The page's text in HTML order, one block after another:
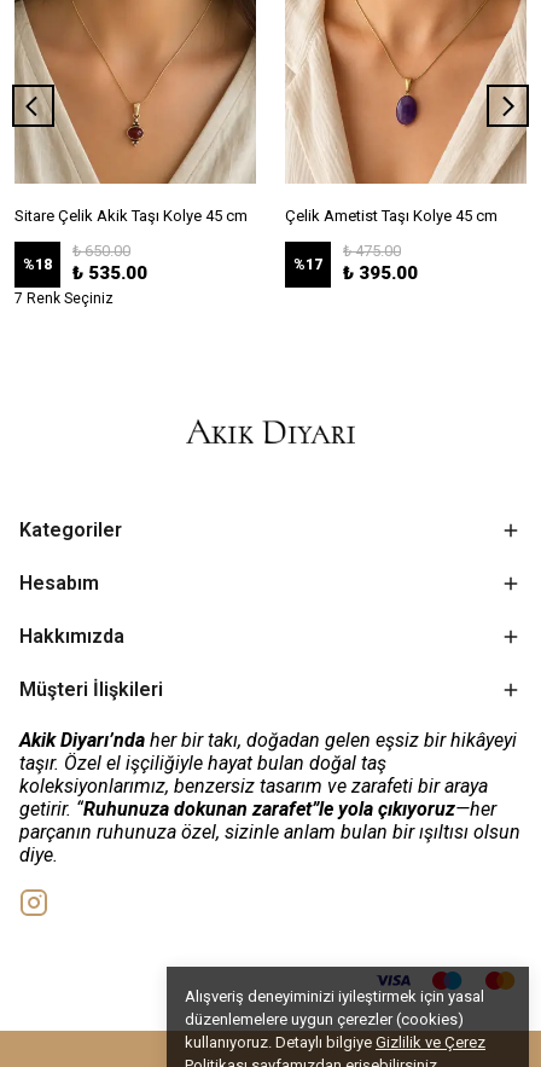
Alışveriş deneyiminizi iyileştirmek için yasal
düzenlemelere uygun çerezler (cookies)
kullanıyoruz. Detaylı bilgiye Gizlilik ve Çerez
Sitare Çelik Akik Taşı Kolye 45 cm
%18
₺ 650.00
₺ 535.00
7 Renk Seçiniz
Çelik Ametist Taşı Kolye 45 cm
%17
₺ 475.00
₺ 395.00
Kategoriler
Hesabım
Hakkımızda
Müşteri İlişkileri
Akik Diyarı’nda her bir takı, doğadan gelen eşsiz bir hikâyeyi
taşır. Özel el işçiliğiyle hayat bulan doğal taş
koleksiyonlarımız, benzersiz tasarım ve zarafeti bir araya
getirir. “Ruhunuza dokunan zarafet”le yola çıkıyoruz—her
parçanın ruhunuza özel, sizinle anlam bulan bir ışıltısı olsun
diye.